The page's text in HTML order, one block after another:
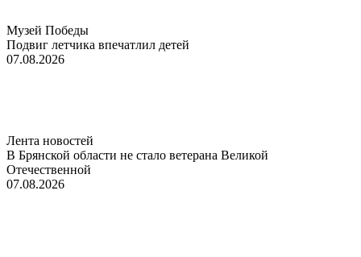
Музей Победы
Подвиг летчика впечатлил детей
07.08.2026
Лента новостей
В Брянской области не стало ветерана Великой
Отечественной
07.08.2026